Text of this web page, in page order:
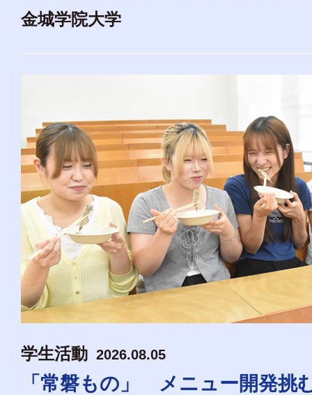
金城学院大学
学生活動 2026.08.05
「常磐もの」 メニュー開発